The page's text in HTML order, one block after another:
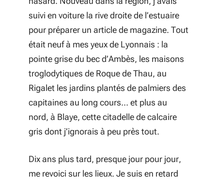
suivi en voiture la rive droite de l’estuaire
pour préparer un article de magazine. Tout
était neuf à mes yeux de Lyonnais : la
pointe grise du bec d’Ambès, les maisons
troglodytiques de Roque de Thau, au
Rigalet les jardins plantés de palmiers des
capitaines au long cours… et plus au
nord, à Blaye, cette citadelle de calcaire
gris dont j’ignorais à peu près tout.
Dix ans plus tard, presque jour pour jour,
me revoici sur les lieux. Je suis en retard